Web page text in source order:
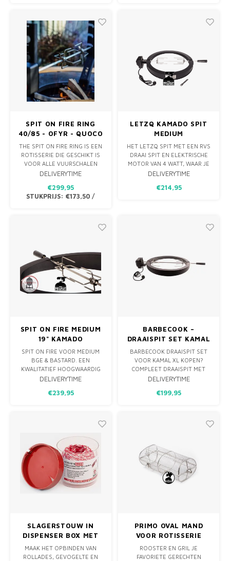
SPIT ON FIRE RING
40/85 - OFYR - QUOCO
THE SPIT ON FIRE RING IS EEN
ROTISSERIE DIE GESCHIKT IS
VOOR ALLE VUURSCHALEN
MET EEN BUITEN DIAMETER
DIAMETER VAN 40 CM. DE
ROTISSERIE BESTAAT UIT EEN
STEUNEN. DAARBIJ EEN RVS
DELIVERYTIME
€299,95
STUKPRIJS: €173,50 /
LETZQ KAMADO SPIT
MEDIUM
HET LETZQ SPIT MET EEN RVS
DRAAI SPIT EN ELEKTRISCHE
MOTOR VAN 4 WATT, WAAR JE
EEN BIJVOORBEELD EEN
GRILLEN. NORMAAL IS EEN KIP
DELIVERYTIME
€214,95
SPIT ON FIRE MEDIUM
19" KAMADO
SPIT ON FIRE VOOR MEDIUM
BGE & BASTARD. EEN
KWALITATIEF HOOGWAARDIG
DRAAISPIT VOOR JE BBQ,
POEDERCOAT RVS.
DELIVERYTIME
€239,95
BARBECOOK –
DRAAISPIT SET KAMAL
XL MET MOTOR
BARBECOOK DRAAISPIT SET
VOOR KAMAL XL KOPEN?
COMPLEET DRAAISPIT MET
MOTOR, 2 SPITVORKEN EN
GAREN VAN KIP, ROLLADE EN
DELIVERYTIME
€199,95
SLAGERSTOUW IN
DISPENSER BOX MET
MESJE - 100M
MAAK HET OPBINDEN VAN
ROLLADES, GEVOGELTE EN
PRIMO OVAL MAND
VOOR ROTISSERIE
ROOSTER EN GRIL JE
FAVORIETE GERECHTEN